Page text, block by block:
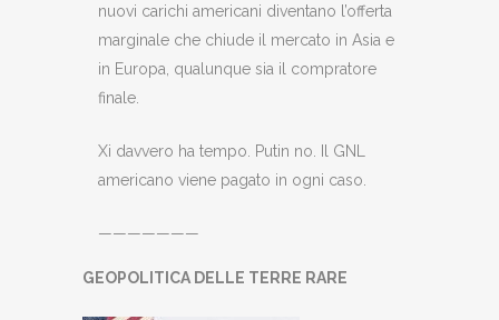
nuovi carichi americani diventano l’offerta
marginale che chiude il mercato in Asia e
in Europa, qualunque sia il compratore
finale.
Xi davvero ha tempo. Putin no. Il GNL
americano viene pagato in ogni caso.
———————
GEOPOLITICA DELLE TERRE RARE